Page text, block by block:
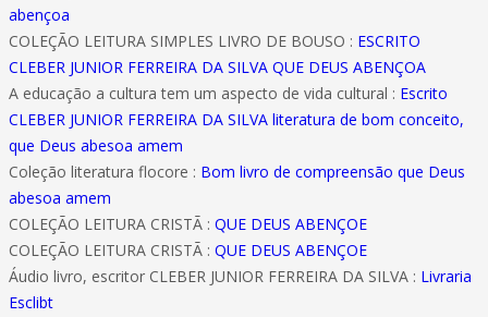
abençoa
COLEÇÃO LEITURA SIMPLES LIVRO DE BOUSO : ESCRITO
CLEBER JUNIOR FERREIRA DA SILVA QUE DEUS ABENÇOA
A educação a cultura tem um aspecto de vida cultural : Escrito
CLEBER JUNIOR FERREIRA DA SILVA literatura de bom conceito,
que Deus abesoa amem
Coleção literatura flocore : Bom livro de compreensão que Deus
abesoa amem
COLEÇÃO LEITURA CRISTÃ : QUE DEUS ABENÇOE
COLEÇÃO LEITURA CRISTÃ : QUE DEUS ABENÇOE
Áudio livro, escritor CLEBER JUNIOR FERREIRA DA SILVA : Livraria
Esclibt